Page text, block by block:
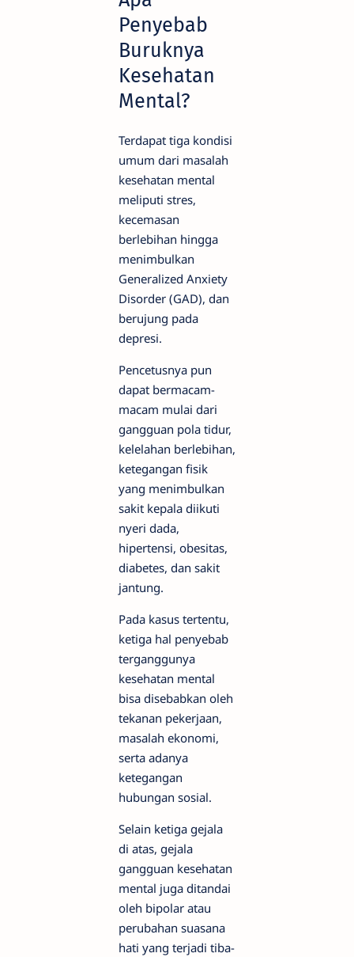
Penyebab
Buruknya
Kesehatan
Mental?
Terdapat tiga kondisi
umum dari masalah
kesehatan mental
meliputi stres,
kecemasan
berlebihan hingga
menimbulkan
Generalized Anxiety
Disorder (GAD), dan
berujung pada
depresi.
Pencetusnya pun
dapat bermacam-
macam mulai dari
gangguan pola tidur,
kelelahan berlebihan,
ketegangan fisik
yang menimbulkan
sakit kepala diikuti
nyeri dada,
hipertensi, obesitas,
diabetes, dan sakit
jantung.
Pada kasus tertentu,
ketiga hal penyebab
terganggunya
kesehatan mental
bisa disebabkan oleh
tekanan pekerjaan,
masalah ekonomi,
serta adanya
ketegangan
hubungan sosial.
Selain ketiga gejala
di atas, gejala
gangguan kesehatan
mental juga ditandai
oleh bipolar atau
perubahan suasana
hati yang terjadi tiba-